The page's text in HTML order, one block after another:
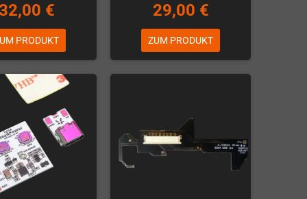
€
PRODUKT
29,00 €
ZUM PRODUKT